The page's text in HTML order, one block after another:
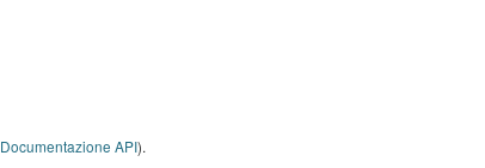
Documentazione API).